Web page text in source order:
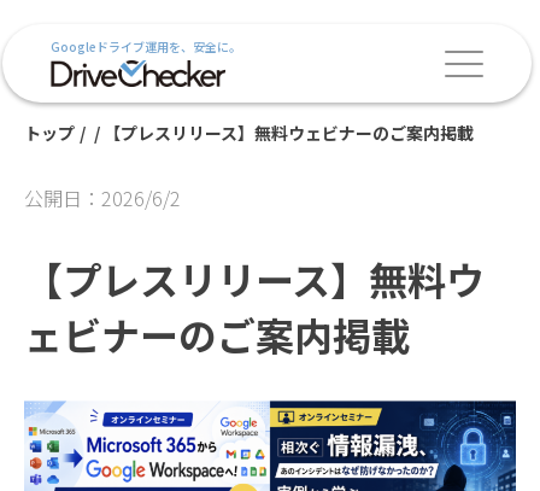
Googleドライブ運用を、安全に。
トップ / / 【プレスリリース】無料ウェビナーのご案内掲載
公開日：2026/6/2
【プレスリリース】無料ウ
ェビナーのご案内掲載